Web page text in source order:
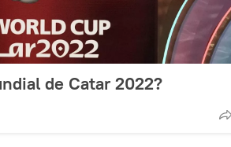
de Catar 2022?